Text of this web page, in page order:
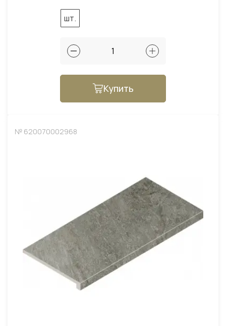
шт.
Купить
№ 620070002968